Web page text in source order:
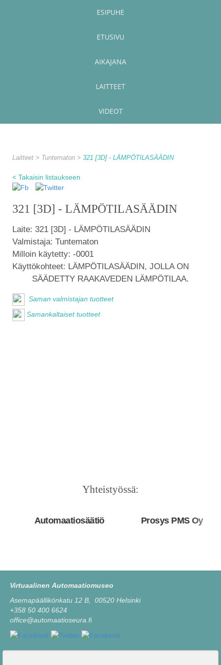
ESIPUHE
ETUSIVU
AIKAJANA
LAITTEET
VIDEOT
Laitteet Tuntematon 321 [3D] - LÄMPÖTILASÄÄDIN
< Takaisin listaukseen
321 [3D] - LÄMPÖTILASÄÄDIN
Laite: 321 [3D] - LÄMPÖTILASÄÄDIN
Valmistaja: Tuntematon
Milloin käytetty: -0001
Käyttökohteet: LÄMPÖTILASÄÄDIN, JOLLA ON
SÄÄDETTY RAAKAVEDEN LÄMPÖTILAA.
Saman valmistajan tuotteet
Samankaltaiset tuotteet
Yhteistyössä:
Automaatiosäätiö Prosys PMS Oy
Virtuaalinen Automaatiomuseo
Asemapäällikönkatu 12 B, 00520 Helsinki
+358 50 400 6624
office@automaatioseura.fi